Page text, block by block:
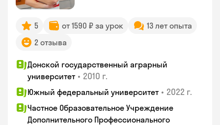
5 от 1590 ₽ за урок
13 лет опыта
2 отзыва
Донской государственный аграрный
университет • 2010 г.
Южный федеральный университет • 2022 г.
Частное Образовательное Учреждение
Дополнительного Профессионального